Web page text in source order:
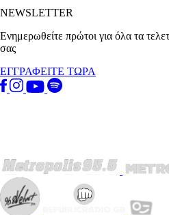
NEWSLETTER
Ενημερωθείτε πρώτοι για όλα τα
σας
ΕΓΓΡΑΦΕΙΤΕ ΤΩΡΑ